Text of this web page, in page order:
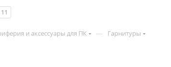
11
и аксессуары для ПК — Гарнитуры